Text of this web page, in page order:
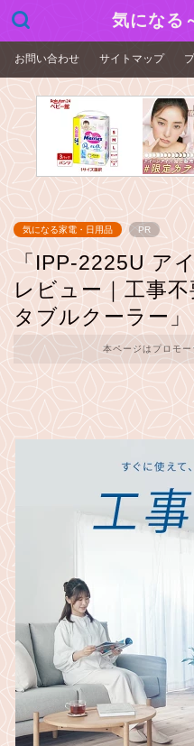
気になる
お問い合わせ サイトマップ
気になる家電・日用品 PR
「IPP-2225U ア
レビュー｜工事
タブルクーラー」
本ページはプロモ